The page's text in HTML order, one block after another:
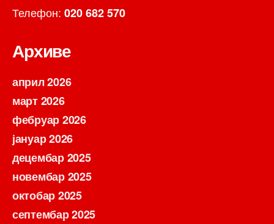
Телефон: 020 682 570
Архиве
април 2026
март 2026
фебруар 2026
јануар 2026
децембар 2025
новембар 2025
октобар 2025
септембар 2025